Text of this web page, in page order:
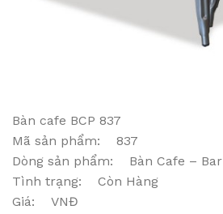
Bàn cafe BCP 837
Mã sản phẩm: 837
Dòng sản phẩm: Bàn Cafe – Bar
Tình trạng: Còn Hàng
Giá: VNĐ